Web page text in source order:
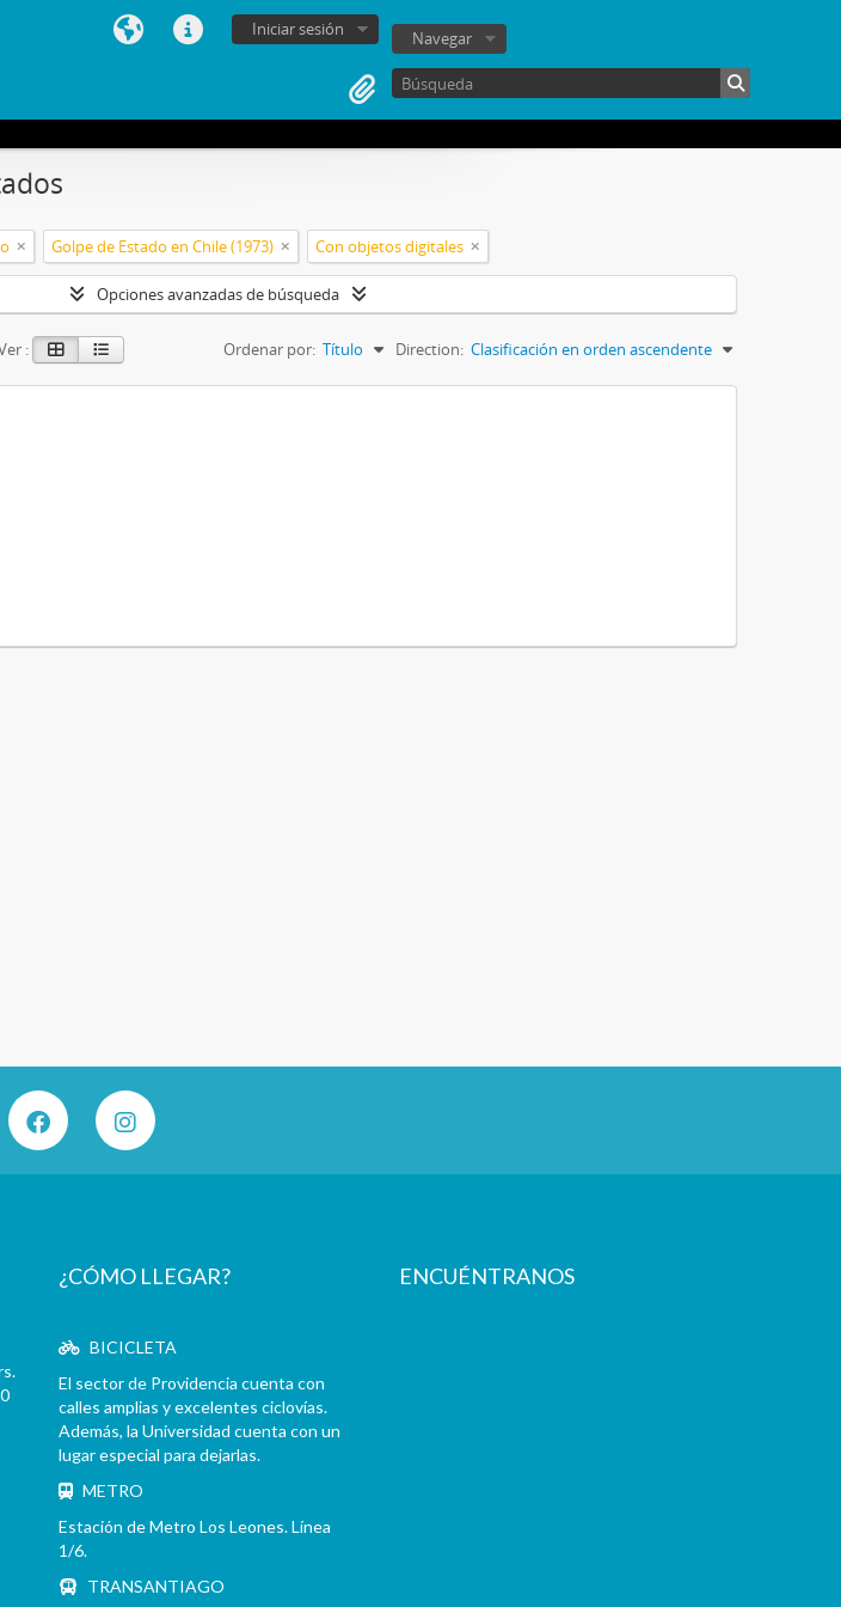
Iniciar sesión Navegar
Golpe de Estado en Chile (1973) Con objetos digitales
Opciones avanzadas de búsqueda
: Ordenar por: Título Direction: Clasificación en orden ascendente
¿CÓMO LLEGAR?
BICICLETA
El sector de Providencia cuenta con
calles amplias y excelentes ciclovías.
Además, la Universidad cuenta con un
lugar especial para dejarlas.
METRO
Estación de Metro Los Leones. Línea
1/6.
TRANSANTIAGO
ENCUÉNTRANOS